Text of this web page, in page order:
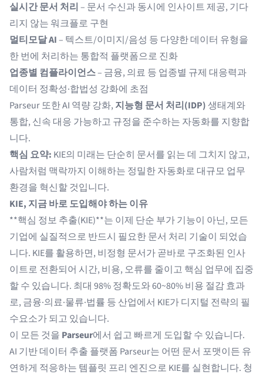
실시간 문서 처리 – 문서 수신과 동시에 인사이트 제공, 기다
리지 않는 워크플로 구현
멀티모달 AI– 텍스트/이미지/음성 등 다양한 데이터 유형을
한 번에 처리하는 통합적 플랫폼으로 진화
업종별 컴플라이언스– 금융, 의료 등 업종별 규제 대응력과
데이터 정확성·합법성 강화에 초점
Parseur 또한 AI 역량 강화, 지능형 문서 처리(IDP)생태계와
통합, 신속 대응 가능하고 규정을 준수하는 자동화를 지향합
니다.
핵심 요약: KIE의 미래는 단순히 문서를 읽는 데 그치지 않고,
사람처럼 맥락까지 이해하는 정밀한 자동화로 대규모 업무
환경을 혁신할 것입니다.
KIE, 지금 바로 도입해야 하는 이유
**핵심 정보 추출(KIE)**는 이제 단순 부가 기능이 아닌, 모든
기업에 실질적으로 반드시 필요한 문서 처리 기술이 되었습
니다. KIE를 활용하면, 비정형 문서가 곧바로 구조화된 인사
이트로 전환되어 시간, 비용, 오류를 줄이고 핵심 업무에 집중
할 수 있습니다. 최대 98% 정확도와 60~80% 비용 절감 효과
로, 금융·의료·물류·법률 등 산업에서 KIE가 디지털 전략의 필
수요소가 되고 있습니다.
이 모든 것을 Parseur에서 쉽고 빠르게 도입할 수 있습니다.
AI 기반 데이터 추출 플랫폼 Parseur는 어떤 문서 포맷이든 유
연하게 적응하는 템플릿 프리 엔진으로 KIE를 실현합니다. 청